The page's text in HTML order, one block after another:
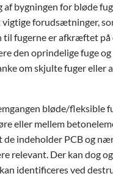
af bygningen for bløde
vigtige forudsætninger,
til fugerne er afkræftet på
den oprindelige fuge og
om skjulte fuger eller
bløde/fleksible
eller mellem
de indeholder PCB og
relevant. Der kan dog
identificeres ved